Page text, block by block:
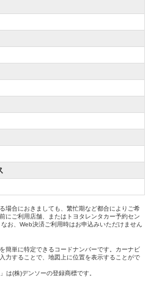
場合におきましても、繁忙期など都合によりご希
にご利用店舗、またはトヨタレンタカー予約セン
お、Web決済ご利用時はお申込みいただけません
簡単に特定できるコードナンバーです。カーナビ
力することで、地図上に位置を表示することがで
は(株)デンソーの登録商標です。